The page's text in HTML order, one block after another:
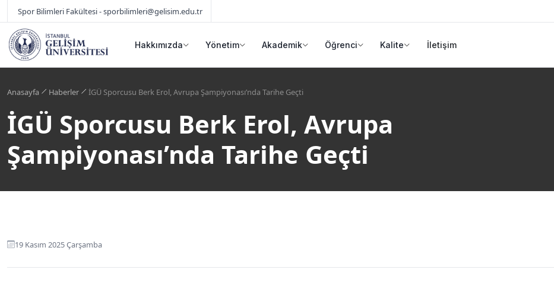
Spor Bilimleri Fakültesi - sporbilimleri@gelisim.edu.tr
Hakkımızda Yönetim Akademik Öğrenci Kalite İletişim
Anasayfa Haberler İGÜ Sporcusu Berk Erol, Avrupa Şampiyonası’nda Tarihe Geçti
İGÜ Sporcusu Berk Erol, Avrupa
Şampiyonası’nda Tarihe Geçti
19 Kasım 2025 Çarşamba